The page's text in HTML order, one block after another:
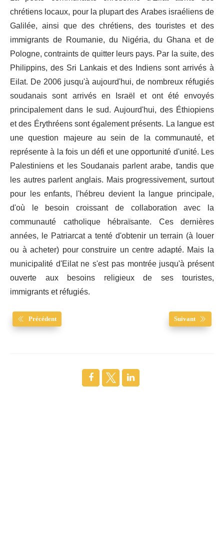
chrétiens locaux, pour la plupart des Arabes israéliens de
Galilée, ainsi que des chrétiens, des touristes et des
immigrants de Roumanie, du Nigéria, du Ghana et de
Pologne, contraints de quitter leurs pays. Par la suite, des
Philippins, des Sri Lankais et des Indiens sont arrivés à
Eilat. De 2006 jusqu'à aujourd'hui, de nombreux réfugiés
soudanais sont arrivés en Israël et ont été envoyés
principalement dans le sud. Aujourd'hui, des Éthiopiens
et des Érythréens sont également présents. La langue est
une question majeure au sein de la communauté, et
représente à la fois un défi et une opportunité d'unité. Les
Palestiniens et les Soudanais parlent arabe, tandis que
les autres parlent anglais. Mais progressivement, surtout
pour les enfants, l'hébreu devient la langue principale,
d'où le besoin croissant de collaboration avec la
communauté catholique hébraïsante. Ces dernières
années, le Patriarcat a tenté d'obtenir un terrain (à louer
ou à acheter) pour construire un centre adapté. Mais la
municipalité d'Eilat ne s'est pas montrée jusqu'à présent
ouverte aux besoins religieux de ses touristes,
immigrants et réfugiés.
Précédent Suivant